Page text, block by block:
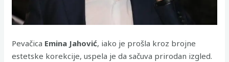
Pevačica Emina Jahović, iako je prošla kroz brojne
estetske korekcije, uspela je da sačuva prirodan izgled.